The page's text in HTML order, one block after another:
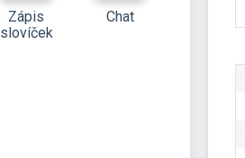
Zápis
slovíček
Chat